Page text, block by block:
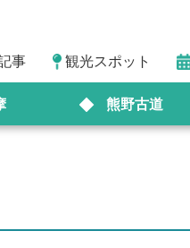
事 観光スポット
熊野古道